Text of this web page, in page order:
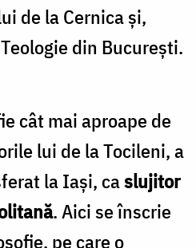
de la Cernica şi,
din Bucureşti.
cât mai aproape de
lui de la Tocileni, a
la Iaşi, caslujitor
. Aici se înscrie
pe care o